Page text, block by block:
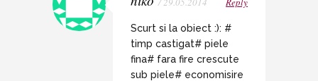
Scurt si la obiect :): #
timp castigat# piele
fina# fara fire crescute
sub piele# economisire